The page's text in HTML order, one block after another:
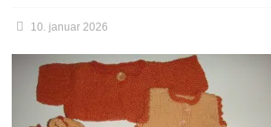
10. januar 2026